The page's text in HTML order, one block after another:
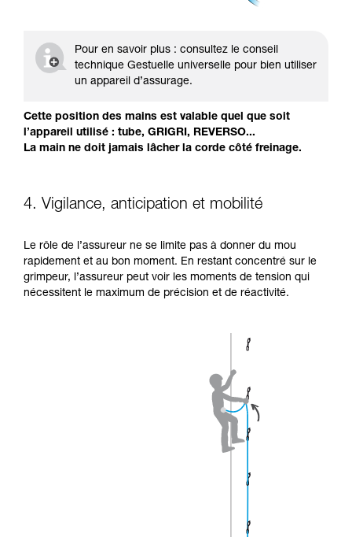
Pour en savoir plus : consultez le conseil
technique Gestuelle universelle pour bien utiliser
un appareil d’assurage.
Cette position des mains est valable quel que soit
l’appareil utilisé : tube, GRIGRI, REVERSO...
La main ne doit jamais lâcher la corde côté freinage.
4. Vigilance, anticipation et mobilité
Le rôle de l’assureur ne se limite pas à donner du mou
rapidement et au bon moment. En restant concentré sur le
grimpeur, l’assureur peut voir les moments de tension qui
nécessitent le maximum de précision et de réactivité.